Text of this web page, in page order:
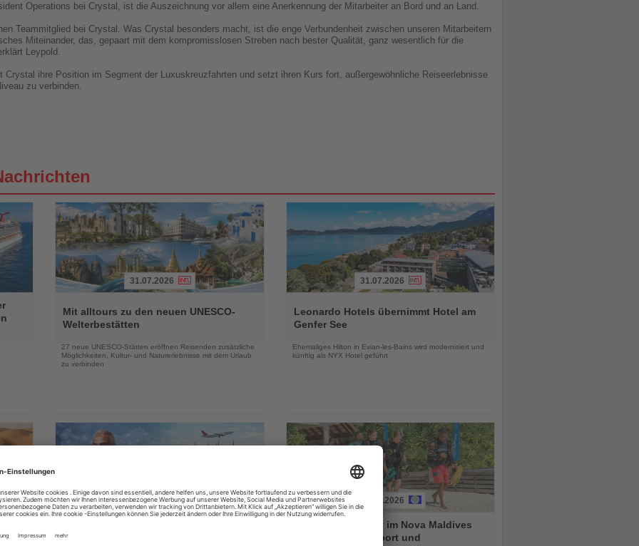
Operations bei Crystal, ist die Auszeichnung vor allem eine Anerkennung der Mitarbeiter an Bord und an Land.
Teammitglied bei Crystal. Was Crystal besonders macht, ist die enge Verbundenheit zwischen unseren Mitarbeitern
Miteinander, das, gepaart mit dem kompromisslosen Streben nach bester Qualität, ganz wesentlich für die
Leypold.
Crystal ihre Position im Segment der Luxuskreuzfahrten und setzt ihren Kurs fort, außergewöhnliche Reiseerlebnisse
zu verbinden.
Sie
die
31.07.2026
Mit alltours zu den neuen UNESCO-
Welterbestätten
27 neue UNESCO-Stätten eröffnen Reisenden zusätzliche
Möglichkeiten, Kultur- und Naturerlebnisse mit dem Urlaub
zu verbinden
Sie
die
31.07.2026
Leonardo Hotels übernimmt Hotel am
Genfer See
Ehemaliges Hilton in Evian-les-Bains wird modernisiert und
künftig als NYX Hotel geführt
Lesen
die
01.08.2026
Türkei hält Tourismuseinnahmen im
Lesen
01.08.2026
Women's Dive Day im Nova Maldives
verbindet Tauchsport und